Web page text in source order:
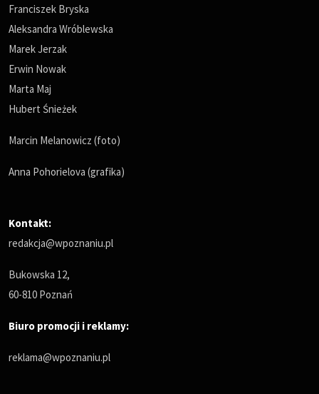
Franciszek Bryska
Aleksandra Wróblewska
Marek Jerzak
Erwin Nowak
Marta Maj
Hubert Śnieżek
Marcin Melanowicz (foto)
Anna Pohorielova (grafika)
Kontakt:
redakcja@wpoznaniu.pl
Bukowska 12,
60-810 Poznań
Biuro promocji i reklamy:
reklama@wpoznaniu.pl